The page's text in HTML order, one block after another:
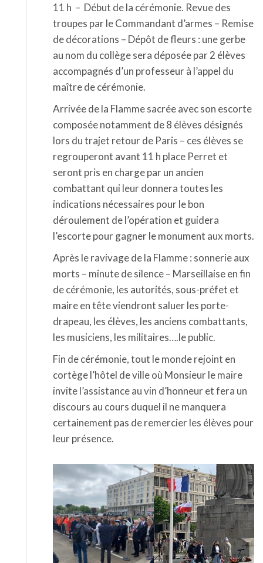
11 h – Début de la cérémonie. Revue des
troupes par le Commandant d’armes – Remise
de décorations – Dépôt de fleurs : une gerbe
au nom du collège sera déposée par 2 élèves
accompagnés d’un professeur à l’appel du
maître de cérémonie.
Arrivée de la Flamme sacrée avec son escorte
composée notamment de 8 élèves désignés
lors du trajet retour de Paris – ces élèves se
regrouperont avant 11 h place Perret et
seront pris en charge par un ancien
combattant qui leur donnera toutes les
indications nécessaires pour le bon
déroulement de l’opération et guidera
l’escorte pour gagner le monument aux morts.
Après le ravivage de la Flamme : sonnerie aux
morts – minute de silence – Marseillaise en fin
de cérémonie, les autorités, sous-préfet et
maire en tête viendront saluer les porte-
drapeau, les élèves, les anciens combattants,
les musiciens, les militaires….le public.
Fin de cérémonie, tout le monde rejoint en
cortège l’hôtel de ville où Monsieur le maire
invite l’assistance au vin d’honneur et fera un
discours au cours duquel il ne manquera
certainement pas de remercier les élèves pour
leur présence.